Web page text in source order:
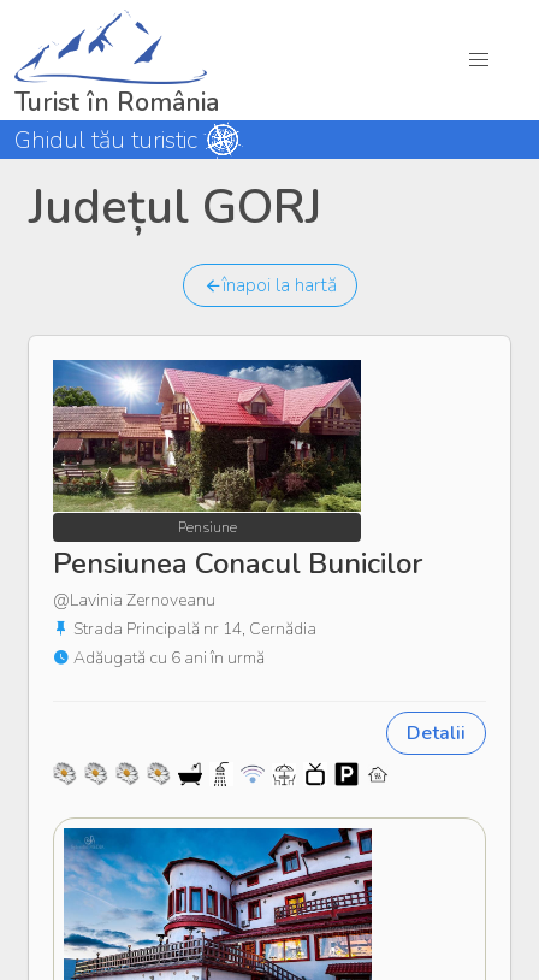
Turist în România
Ghidul tău turistic
Județul GORJ
înapoi la hartă
Pensiune
Pensiunea Conacul Bunicilor
@Lavinia Zernoveanu
Strada Principală nr 14, Cernădia
Adăugată cu 6 ani în urmă
Detalii